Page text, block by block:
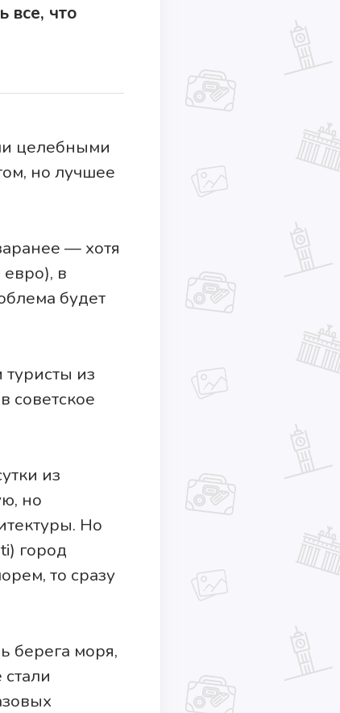
все, что
целебными
но лучшее
— хотя
в
будет
туристы из
советское
из
но
Но
город
то сразу
берега моря,